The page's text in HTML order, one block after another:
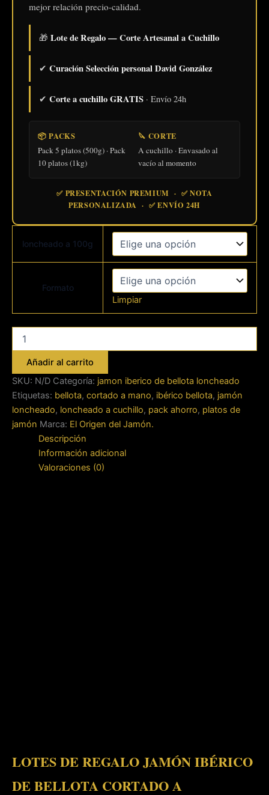
mejor relación precio-calidad.
🎁 Lote de Regalo — Corte Artesanal a Cuchillo
✔ Curación Selección personal David González
✔ Corte a cuchillo GRATIS · Envío 24h
📦 PACKS
Pack 5 platos (500g) · Pack
10 platos (1kg)
🔪 CORTE
A cuchillo · Envasado al
vacío al momento
✅ PRESENTACIÓN PREMIUM · ✅ NOTA
PERSONALIZADA · ✅ ENVÍO 24H
loncheado a 100g
Formato
Limpiar
Jamón
Ibérico
de
Bellota
cortado
a
Cuchillo
cantidad
Añadir al carrito
SKU: N/D Categoría: jamon iberico de bellota loncheado
Etiquetas: bellota, cortado a mano, ibérico bellota, jamón
loncheado, loncheado a cuchillo, pack ahorro, platos de
jamón Marca: El Origen del Jamón.
Descripción
Información adicional
Valoraciones (0)
LOTES DE REGALO JAMÓN IBÉRICO
DE BELLOTA CORTADO A